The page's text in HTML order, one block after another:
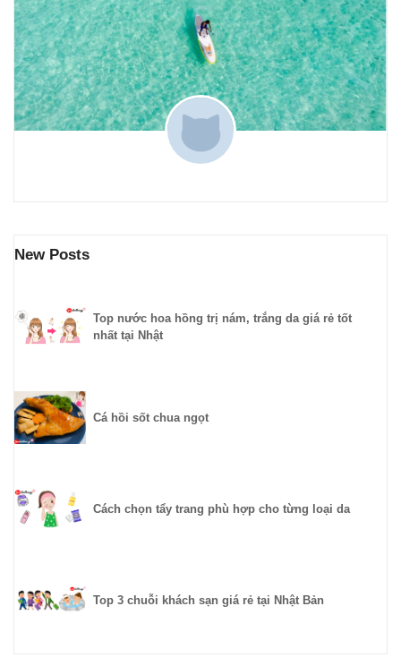
New Posts
Top nước hoa hồng trị nám, trắng da giá rẻ tốt
nhất tại Nhật
Cá hồi sốt chua ngọt
Cách chọn tẩy trang phù hợp cho từng loại da
Top 3 chuỗi khách sạn giá rẻ tại Nhật Bản